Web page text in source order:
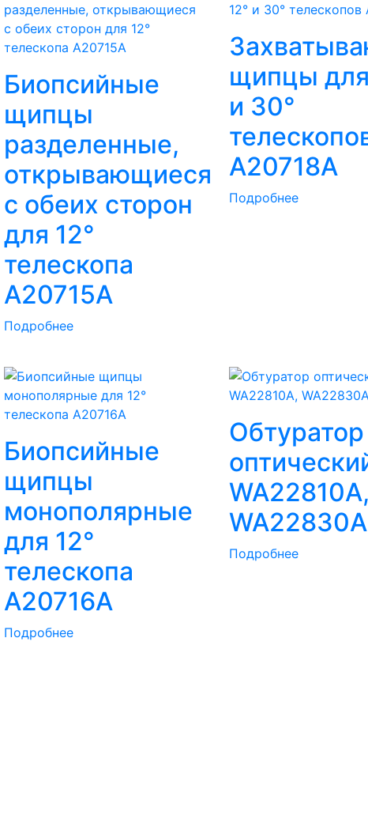
Биопсийные
щипцы
разделенные,
открывающиеся
с обеих сторон
для 12°
телескопа
A20715A
Подробнее
щипцы для
и 30°
A20718A
Подробнее
Биопсийные
щипцы
монополярные
для 12°
телескопа
A20716A
Подробнее
Обтуратор
WA22810A,
WA22830A
Подробнее